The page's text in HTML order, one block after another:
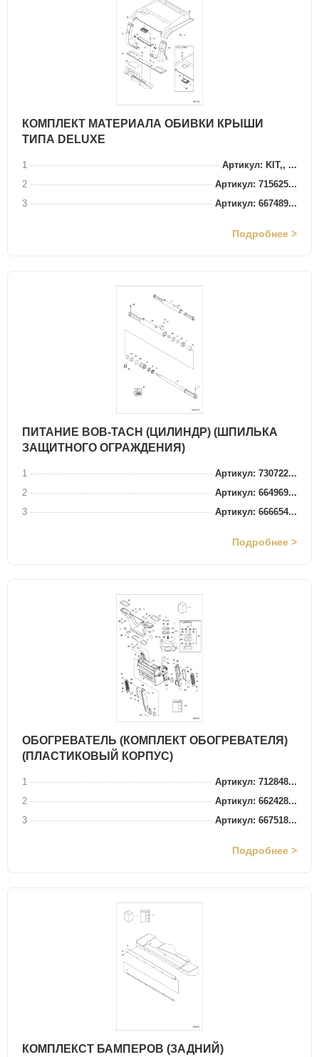
КОМПЛЕКТ МАТЕРИАЛА ОБИВКИ КРЫШИ
ТИПА DELUXE
1
Артикул: KIT,, ...
2
Артикул: 715625...
3
Артикул: 667489...
Подробнее >
ПИТАНИЕ BOB-TACH (ЦИЛИНДР) (ШПИЛЬКА
ЗАЩИТНОГО ОГРАЖДЕНИЯ)
1
Артикул: 730722...
2
Артикул: 664969...
3
Артикул: 666654...
Подробнее >
ОБОГРЕВАТЕЛЬ (КОМПЛЕКТ ОБОГРЕВАТЕЛЯ)
(ПЛАСТИКОВЫЙ КОРПУС)
1
Артикул: 712848...
2
Артикул: 662428...
3
Артикул: 667518...
Подробнее >
КОМПЛЕКСТ БАМПЕРОВ (ЗАДНИЙ)